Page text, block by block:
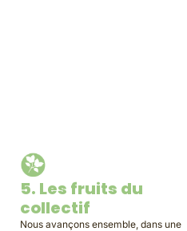
5. Les fruits du
collectif
Nous avançons ensemble, dans une